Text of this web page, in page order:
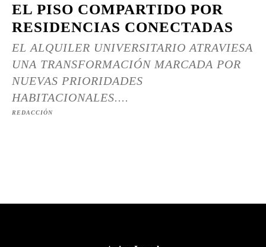
EL PISO COMPARTIDO POR
RESIDENCIAS CONECTADAS
EL ALQUILER UNIVERSITARIO ATRAVIESA
UNA TRANSFORMACIÓN MARCADA POR
NUEVAS PRIORIDADES
HABITACIONALES....
REDACCIÓN